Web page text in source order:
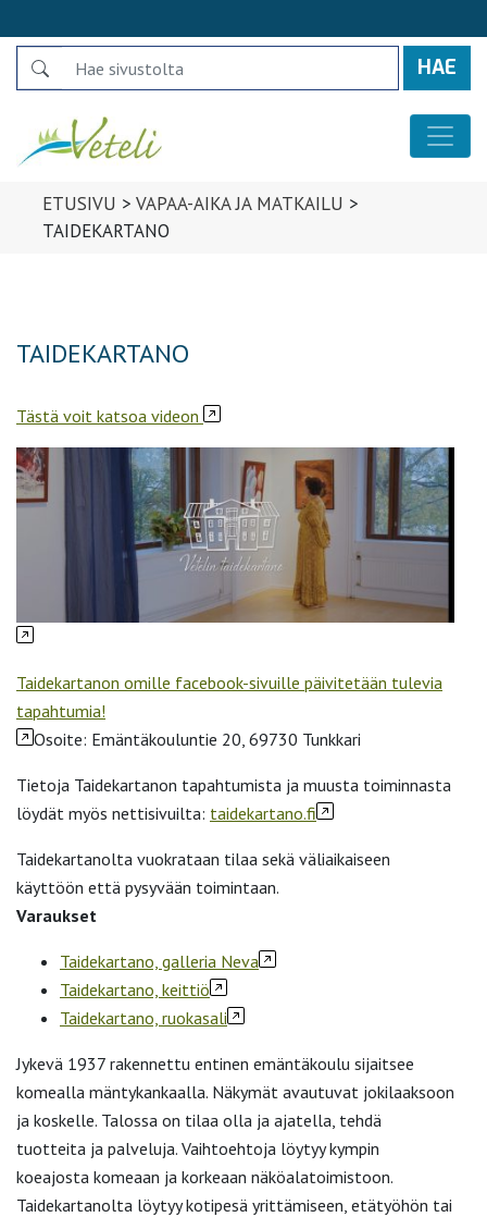
Search
ETUSIVU > VAPAA-AIKA JA MATKAILU >
TAIDEKARTANO
TAIDEKARTANO
Tästä voit katsoa videon
Taidekartanon omille facebook-sivuille päivitetään tulevia
tapahtumia!
Osoite: Emäntäkouluntie 20, 69730 Tunkkari
Tietoja Taidekartanon tapahtumista ja muusta toiminnasta
löydät myös nettisivuilta: taidekartano.fi
Taidekartanolta vuokrataan tilaa sekä väliaikaiseen
käyttöön että pysyvään toimintaan.
Varaukset
Taidekartano, galleria Neva
Taidekartano, keittiö
Taidekartano, ruokasali
Jykevä 1937 rakennettu entinen emäntäkoulu sijaitsee
komealla mäntykankaalla. Näkymät avautuvat jokilaaksoon
ja koskelle. Talossa on tilaa olla ja ajatella, tehdä
tuotteita ja palveluja. Vaihtoehtoja löytyy kympin
koeajosta komeaan ja korkeaan näköalatoimistoon.
Taidekartanolta löytyy kotipesä yrittämiseen, etätyöhön tai